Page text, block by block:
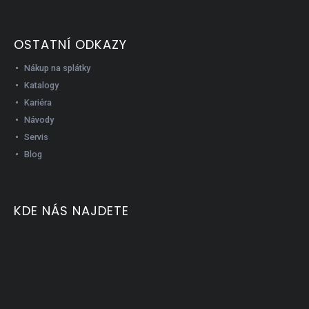
OSTATNÍ ODKAZY
Nákup na splátky
Katalogy
Kariéra
Návody
Servis
Blog
KDE NÁS NAJDETE